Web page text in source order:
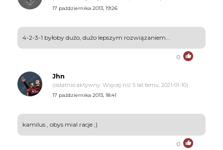
17 października 2013, 19:26
4-2-3-1 byłoby dużo, dużo lepszym rozwiązaniem...
0
Jhn
(ostatnio aktywny: Więcej niż 5 lat temu, 2021-01-10)
17 października 2013, 18:41
kamilus , obys mial racje ;)
0